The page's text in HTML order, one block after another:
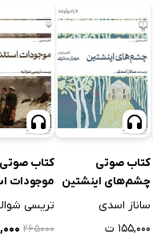
کتاب صوتی
چشم‌های اینشتین
ساناز اسدی
۱۵۵,۰۰۰ ت
کتاب صوتی
موجودات
تریسی
۲۶۵۰۰۰